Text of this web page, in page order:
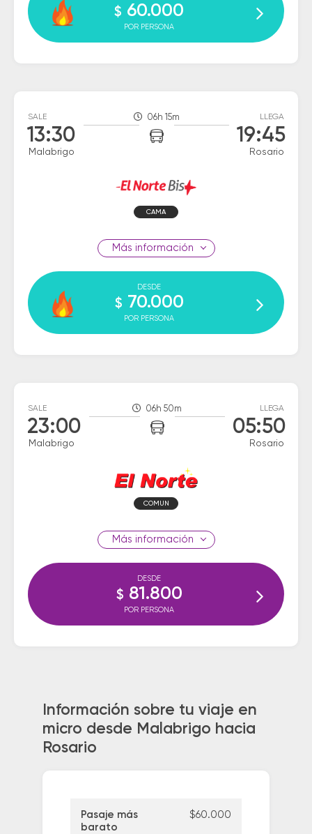
$ 60.000
POR PERSONA
SALE
13:30
Malabrigo
06h 15m LLEGA
19:45
Rosario
CAMA
información
DESDE
$ 70.000
POR PERSONA
SALE
23:00
Malabrigo
06h 50m LLEGA
05:50
Rosario
COMUN
información
DESDE
$ 81.800
POR PERSONA
Información sobre tu viaje en
micro desde Malabrigo hacia
Rosario
Pasaje más
barato
$60.000